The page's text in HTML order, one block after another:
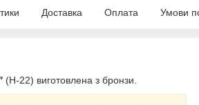
Доставка Оплата Умови
(Н-22) виготовлена з бронзи.